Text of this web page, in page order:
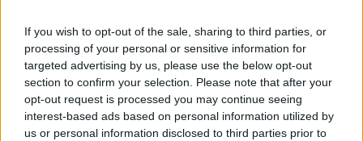
If you wish to opt-out of the sale, sharing to third parties, or
processing of your personal or sensitive information for
targeted advertising by us, please use the below opt-out
section to confirm your selection. Please note that after your
opt-out request is processed you may continue seeing
interest-based ads based on personal information utilized by
us or personal information disclosed to third parties prior to
elégedettséget leginkább az határozta meg, hogy a
műtét előtti felmérés során az egyén milyen
mértékben szorongott a kinézete miatt.Azok a
páciensek, akik korábban testképzavarral